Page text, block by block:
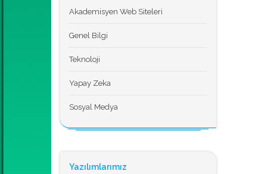
Akademisyen Web Siteleri
Genel Bilgi
Teknoloji
Yapay Zeka
Sosyal Medya
Yazılımlarımız